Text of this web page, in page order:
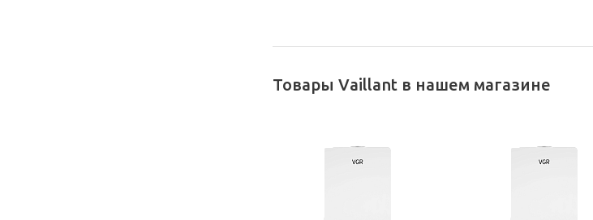
Товары Vaillant в нашем магазине